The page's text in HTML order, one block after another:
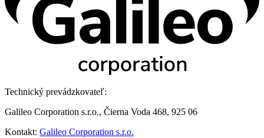
Technický prevádzkovateľ:
Galileo Corporation s.r.o., Čierna Voda 468, 925 06
Kontakt: Galileo Corporation s.r.o.